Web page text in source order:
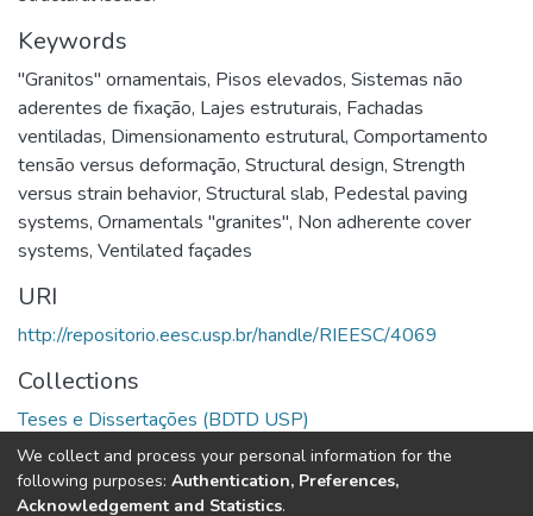
Keywords
"Granitos" ornamentais, Pisos elevados, Sistemas não
aderentes de fixação, Lajes estruturais, Fachadas
ventiladas, Dimensionamento estrutural, Comportamento
tensão versus deformação, Structural design, Strength
versus strain behavior, Structural slab, Pedestal paving
systems, Ornamentals "granites", Non adherente cover
systems, Ventilated façades
URI
http://repositorio.eesc.usp.br/handle/RIEESC/4069
Collections
Teses e Dissertações (BDTD USP)
Full item page
We collect and process your personal information for the
following purposes: Authentication, Preferences,
Acknowledgement and Statistics.